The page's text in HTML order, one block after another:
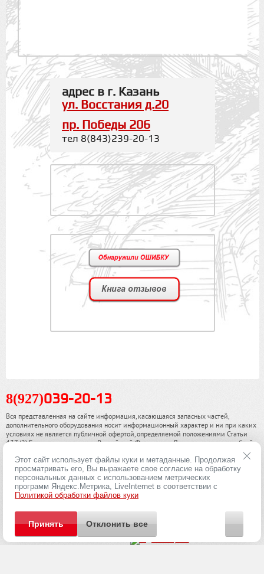
адрес в г. Казань
ул. Восстания д.20
пр. Победы 206
тел 8(843)239-20-13
.
8(927)039-20-13
Вся представленная на сайте информация, касающаяся запасных частей,
дополнительного оборудования носит информационный характер и ни при каких
условиях не является публичной офертой, определяемой положениями Статьи
437 (2) Гражданского кодекса Российской Федерации. Для получения подробной
информации, пожалуйста, обращайтесь к нашим специалистам. чинамобил.рф ©
2013-2026. Все права охраняются законом.
Политика конфиденциальности
Этот сайт использует файлы куки и метаданные. Продолжая
просматривать его, Вы выражаете свое согласие на обработку
персональных данных с использованием метрических
программ Яндекс.Метрика, LiveInternet в соответствии с
Политикой обработки файлов куки
Принять Отклонить все